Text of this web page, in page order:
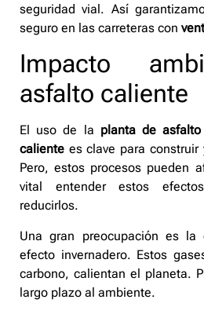
seguridad vial. Así
seguro en las carreteras con
Impacto
asfalto caliente
El uso de la planta de asfalto
caliente es clave para construir
Pero, estos procesos pueden
vital entender estos
reducirlos.
Una gran preocupación es
efecto invernadero. Estos
carbono, calientan el planeta.
largo plazo al ambiente.